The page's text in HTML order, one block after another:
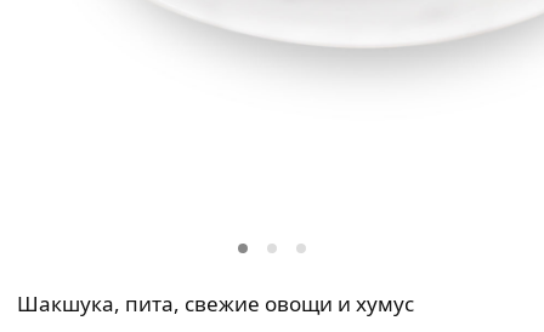
Шакшука, пита, свежие овощи и хумус